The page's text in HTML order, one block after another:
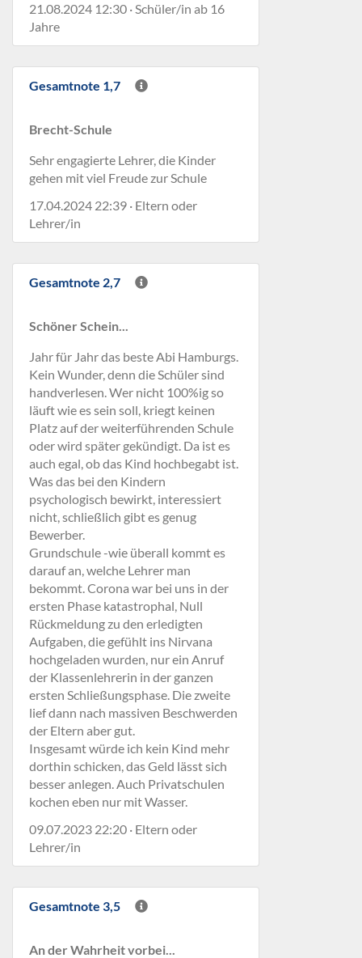
21.08.2024 12:30 · Schüler/in ab 16
Jahre
Gesamtnote 1,7
Brecht-Schule
Sehr engagierte Lehrer, die Kinder
gehen mit viel Freude zur Schule
17.04.2024 22:39 · Eltern oder
Lehrer/in
Gesamtnote 2,7
Schöner Schein...
Jahr für Jahr das beste Abi Hamburgs.
Kein Wunder, denn die Schüler sind
handverlesen. Wer nicht 100%ig so
läuft wie es sein soll, kriegt keinen
Platz auf der weiterführenden Schule
oder wird später gekündigt. Da ist es
auch egal, ob das Kind hochbegabt ist.
Was das bei den Kindern
psychologisch bewirkt, interessiert
nicht, schließlich gibt es genug
Bewerber.
Grundschule -wie überall kommt es
darauf an, welche Lehrer man
bekommt. Corona war bei uns in der
ersten Phase katastrophal, Null
Rückmeldung zu den erledigten
Aufgaben, die gefühlt ins Nirvana
hochgeladen wurden, nur ein Anruf
der Klassenlehrerin in der ganzen
ersten Schließungsphase. Die zweite
lief dann nach massiven Beschwerden
der Eltern aber gut.
Insgesamt würde ich kein Kind mehr
dorthin schicken, das Geld lässt sich
besser anlegen. Auch Privatschulen
kochen eben nur mit Wasser.
09.07.2023 22:20 · Eltern oder
Lehrer/in
Gesamtnote 3,5
An der Wahrheit vorbei...